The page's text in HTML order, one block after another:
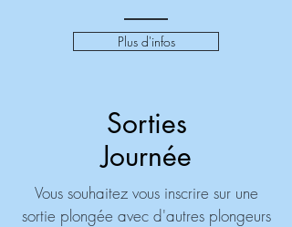
Plus d'infos
Sorties
Journée
Vous souhaitez vous inscrire sur une
sortie plongée avec d'autres plongeurs